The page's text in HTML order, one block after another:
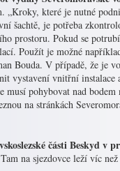
„Kroky, které je nutné
šachtě, je potřeba
prostoru. Pokud se
Použít je možné
Bouda. V případě, že je
vystavení vnitřní
musí pohybovat nad
na stránkách
části Beskyd v
na sjezdovce leží víc